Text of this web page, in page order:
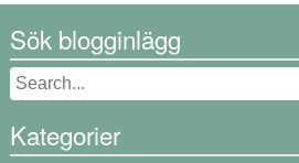
Sök blogginlägg
Kategorier